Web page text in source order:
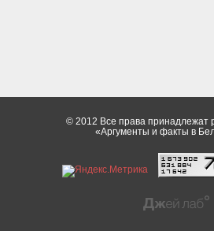
© 2012 Все права принадлежат
«Аргументы и факты в